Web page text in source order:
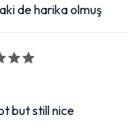
de harika olmuş
but still nice